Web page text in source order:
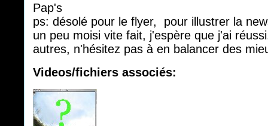
Pap's
ps: désolé pour le flyer, pour illustrer la
un peu moisi vite fait, j'espère que j'ai
autres, n'hésitez pas à en balancer des
Videos/fichiers associés: